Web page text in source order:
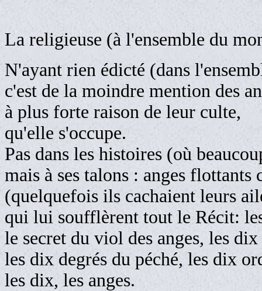
La religieuse (à l'ensemble du
N'ayant rien édicté (dans
c'est de la moindre mention des
à plus forte raison de leur culte,
qu'elle s'occupe.
Pas dans les histoires (où
mais à ses talons : anges flottants
(quelquefois ils cachaient leurs
qui lui soufflèrent tout le Récit:
le secret du viol des anges, les
les dix degrés du péché, les dix
les dix, les anges.